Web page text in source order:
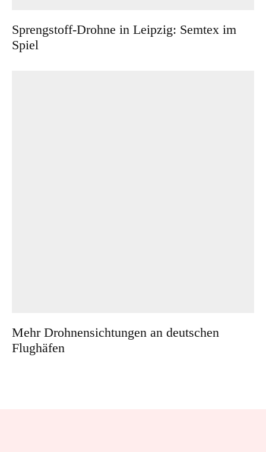
Sprengstoff-Drohne in Leipzig: Semtex im
Spiel
Mehr Drohnensichtungen an deutschen
Flughäfen